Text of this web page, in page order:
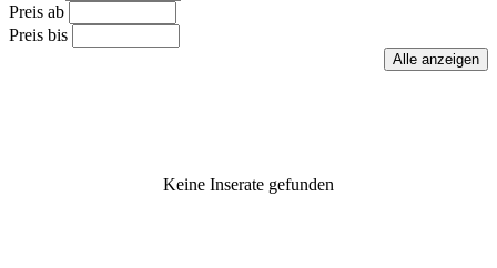
Preis ab
Preis bis
Keine Inserate gefunden